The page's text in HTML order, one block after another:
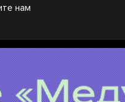
нам